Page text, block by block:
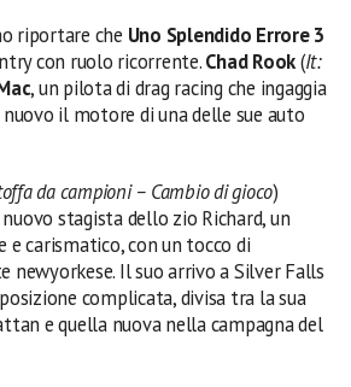
riportare che Uno Splendido Errore 3
con ruolo ricorrente.Chad Rook(It:
, un pilota di drag racing che ingaggia
il motore di una delle sue auto
da campioni – Cambio di gioco)
stagista dello zio Richard, un
e carismatico, con un tocco di
newyorkese. Il suo arrivo a Silver Falls
complicata, divisa tra la sua
e quella nuova nella campagna del